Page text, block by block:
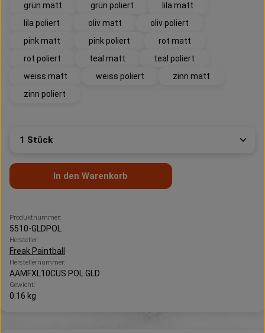
grün matt
grün poliert
lila matt
lila poliert
oliv matt
oliv poliert
pink matt
pink poliert
rot matt
rot poliert
teal matt
teal poliert
weiss matt
weiss poliert
zinn matt
zinn poliert
Produkt Anzahl: Gib den gewünschten Wert ein
In den Warenkorb
Produktnummer:
5510-GLDPOL
Hersteller:
Freak Paintball
Herstellernummer:
AAMFXL10CUS POL GLD
Gewicht:
0.16 kg